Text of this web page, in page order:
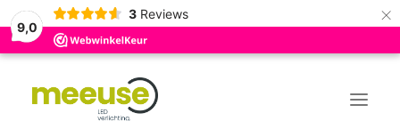
9,0
3 Reviews ×